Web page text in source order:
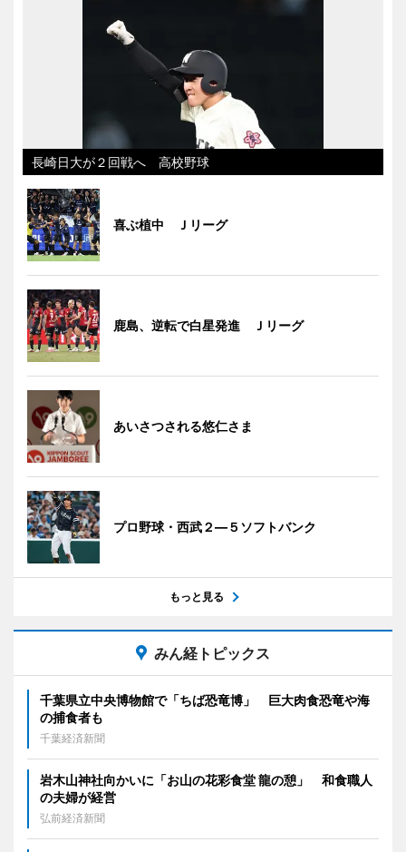
長崎日大が２回戦へ 高校野球
喜ぶ植中 Ｊリーグ
鹿島、逆転で白星発進 Ｊリーグ
あいさつされる悠仁さま
プロ野球・西武２―５ソフトバンク
もっと見る
みん経トピックス
千葉県立中央博物館で「ちば恐竜博」 巨大肉食恐竜や海
の捕食者も
千葉経済新聞
岩木山神社向かいに「お山の花彩食堂 龍の憩」 和食職人
の夫婦が経営
弘前経済新聞